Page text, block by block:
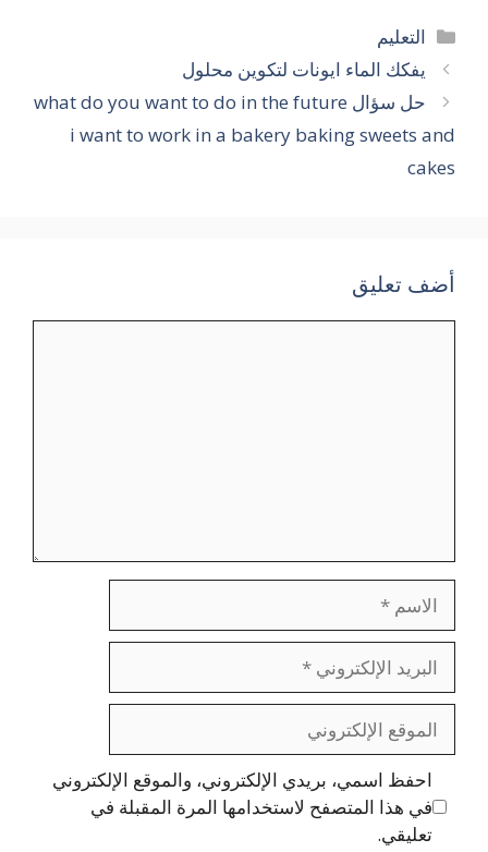
التصنيفات
التعليم
يفكك الماء ايونات لتكوين محلول
حل سؤال what do you want to do in the future
i want to work in a bakery baking sweets and
cakes
أضف تعليق
الإلكتروني
الإلكتروني
احفظ اسمي، بريدي الإلكتروني، والموقع الإلكتروني
في هذا المتصفح لاستخدامها المرة المقبلة في
تعليقي.